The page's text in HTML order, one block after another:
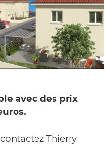
avec des prix
Thierry